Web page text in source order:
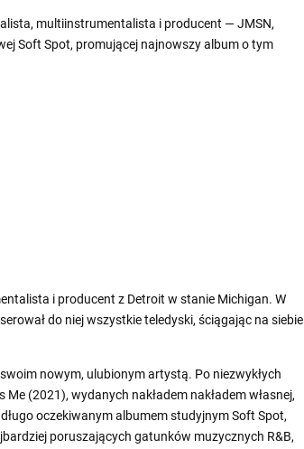
multiinstrumentalista i producent — JMSN,
Soft Spot, promującej najnowszy album o tym
i producent z Detroit w stanie Michigan. W
do niej wszystkie teledyski, ściągając na siebie
nowym, ulubionym artystą. Po niezwykłych
(2021), wydanych nakładem nakładem własnej,
oczekiwanym albumem studyjnym Soft Spot,
poruszających gatunków muzycznych R&B,